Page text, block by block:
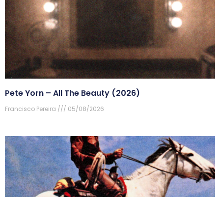
Pete Yorn – All The Beauty (2026)
Francisco Pereira 05/08/2026